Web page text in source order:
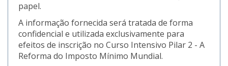
papel.
A informação fornecida será tratada de forma
confidencial e utilizada exclusivamente para
efeitos de inscrição no Curso Intensivo Pilar 2 - A
Reforma do Imposto Mínimo Mundial.